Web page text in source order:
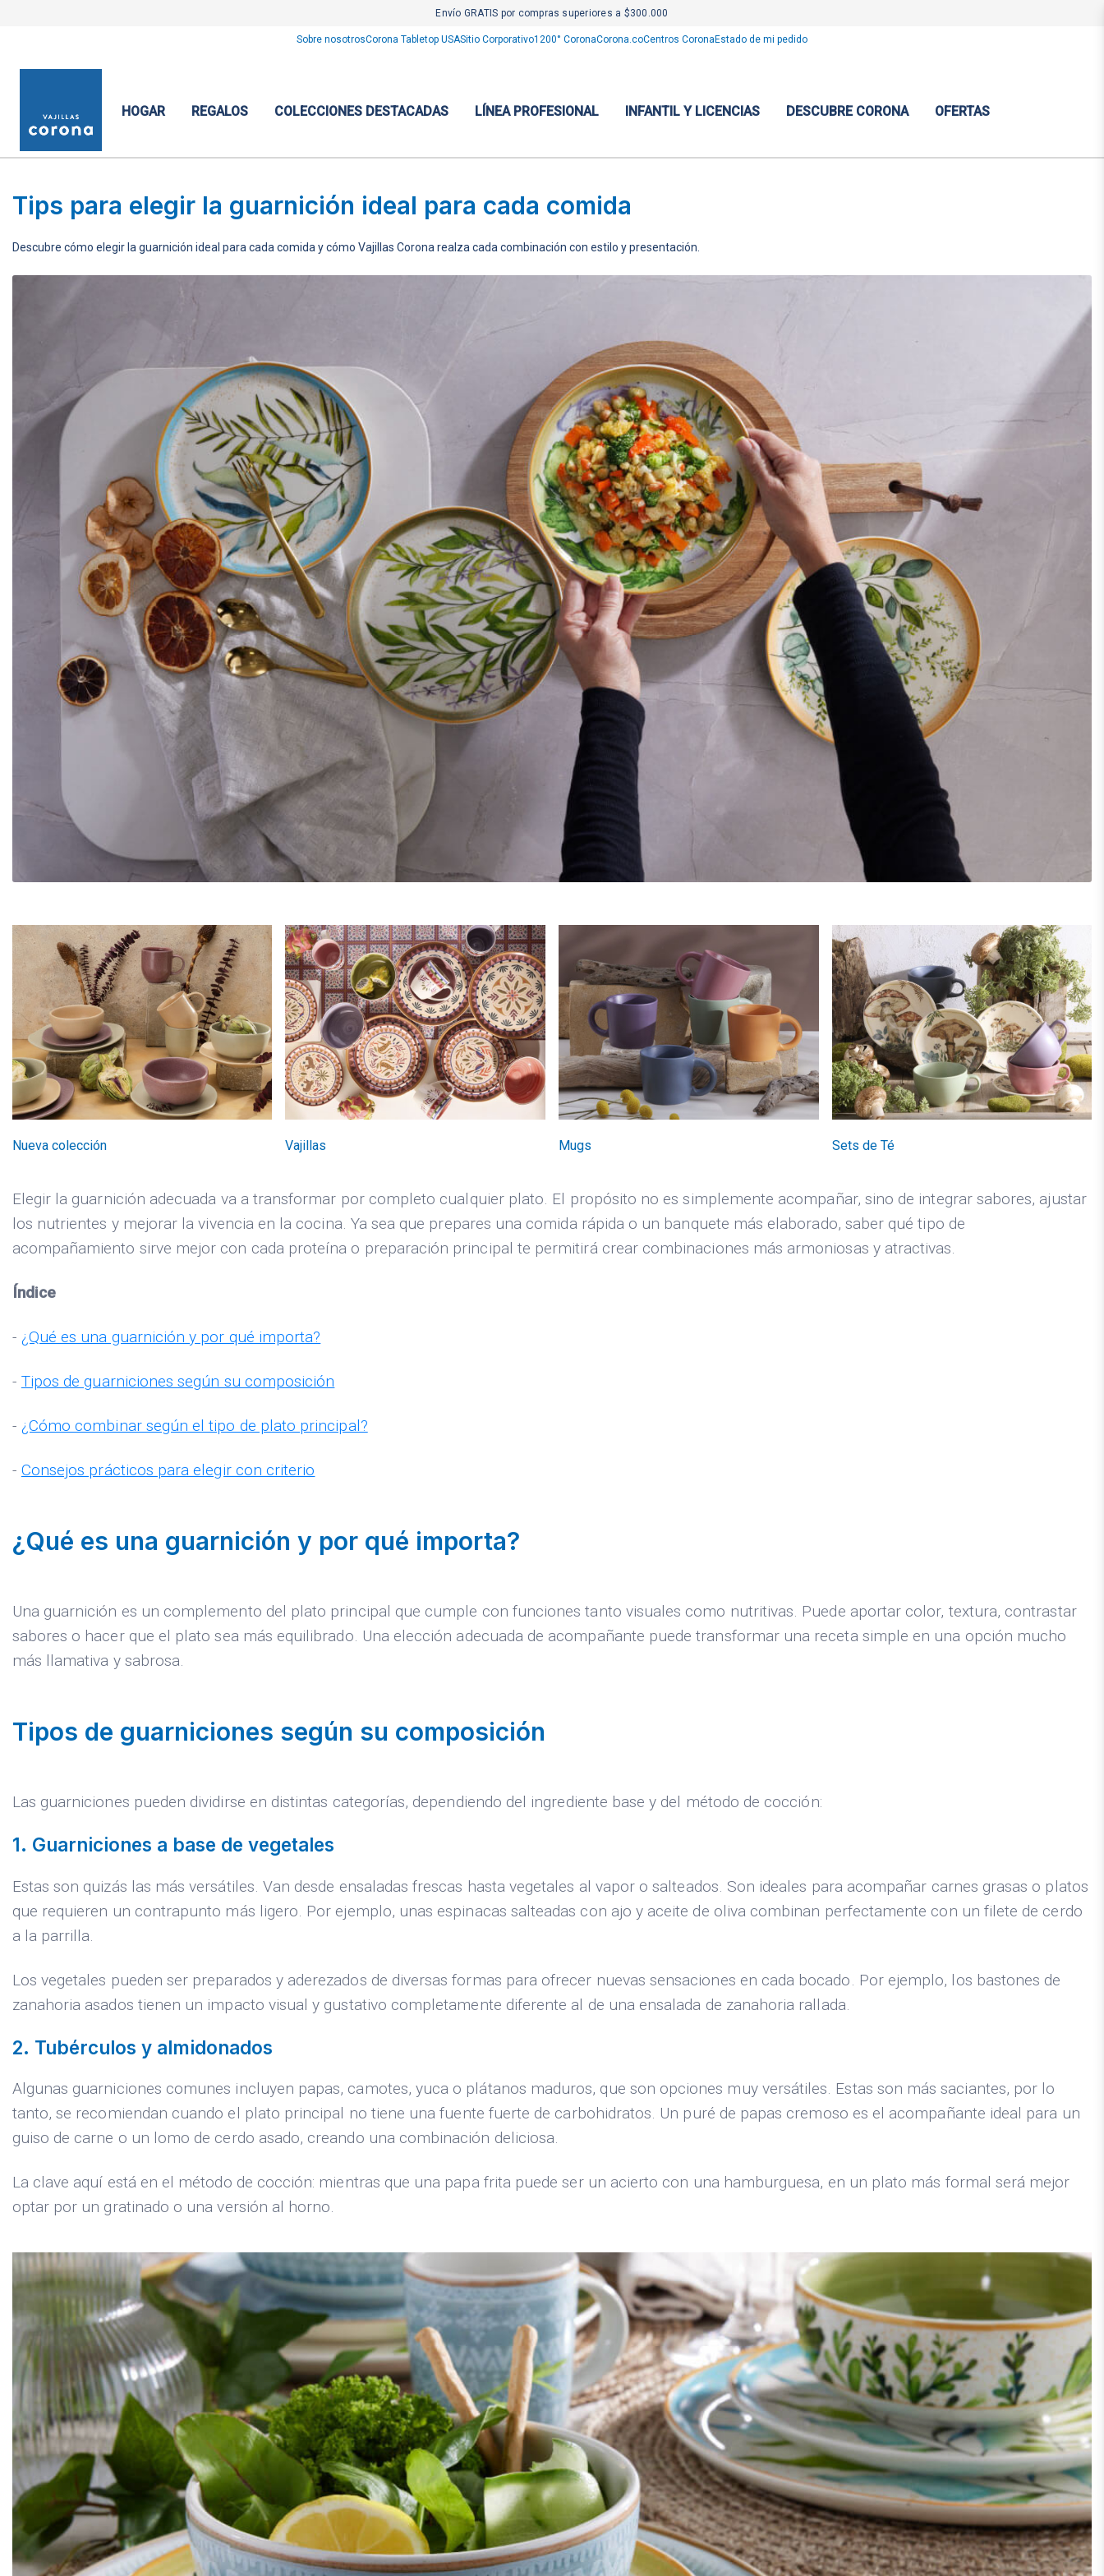
Envío GRATIS por compras superiores a $300.000
Sobre nosotrosCorona Tabletop USASitio Corporativo1200° CoronaCorona.coCentros Corona Estado de mi pedido
HOGAR REGALOS COLECCIONES DESTACADAS LÍNEA PROFESIONAL INFANTIL Y LICENCIAS DESCUBRE CORONA OFERTAS
Tips para elegir la guarnición ideal para cada comida
Descubre cómo elegir la guarnición ideal para cada comida y cómo Vajillas Corona realza cada combinación con estilo y presentación.
Nueva colección Vajillas Mugs Sets de Té
Elegir la guarnición adecuada va a transformar por completo cualquier plato. El propósito no es simplemente acompañar, sino de integrar sabores, ajustar
los nutrientes y mejorar la vivencia en la cocina. Ya sea que prepares una comida rápida o un banquete más elaborado, saber qué tipo de
acompañamiento sirve mejor con cada proteína o preparación principal te permitirá crear combinaciones más armoniosas y atractivas.
Índice
- ¿Qué es una guarnición y por qué importa?
- Tipos de guarniciones según su composición
- ¿Cómo combinar según el tipo de plato principal?
- Consejos prácticos para elegir con criterio
¿Qué es una guarnición y por qué importa?
Una guarnición es un complemento del plato principal que cumple con funciones tanto visuales como nutritivas. Puede aportar color, textura, contrastar
sabores o hacer que el plato sea más equilibrado. Una elección adecuada de acompañante puede transformar una receta simple en una opción mucho
más llamativa y sabrosa.
Tipos de guarniciones según su composición
Las guarniciones pueden dividirse en distintas categorías, dependiendo del ingrediente base y del método de cocción:
1. Guarniciones a base de vegetales
Estas son quizás las más versátiles. Van desde ensaladas frescas hasta vegetales al vapor o salteados. Son ideales para acompañar carnes grasas o platos
que requieren un contrapunto más ligero. Por ejemplo, unas espinacas salteadas con ajo y aceite de oliva combinan perfectamente con un filete de cerdo
a la parrilla.
Los vegetales pueden ser preparados y aderezados de diversas formas para ofrecer nuevas sensaciones en cada bocado. Por ejemplo, los bastones de
zanahoria asados tienen un impacto visual y gustativo completamente diferente al de una ensalada de zanahoria rallada.
2. Tubérculos y almidonados
Algunas guarniciones comunes incluyen papas, camotes, yuca o plátanos maduros, que son opciones muy versátiles. Estas son más saciantes, por lo
tanto, se recomiendan cuando el plato principal no tiene una fuente fuerte de carbohidratos. Un puré de papas cremoso es el acompañante ideal para un
guiso de carne o un lomo de cerdo asado, creando una combinación deliciosa.
La clave aquí está en el método de cocción: mientras que una papa frita puede ser un acierto con una hamburguesa, en un plato más formal será mejor
optar por un gratinado o una versión al horno.